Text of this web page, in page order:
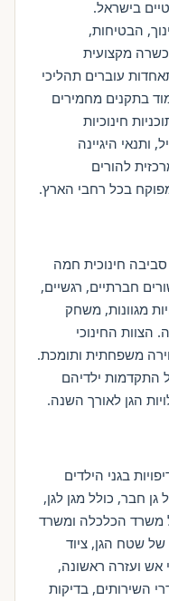
בישראל.
הבטיחות,
מקצועית
עוברים תהליכי
בתקנים מחמירים
חינוכיות
ותנאי היגיינה
להורים
בכל רחבי הארץ.
סביבה חינוכית חמה
חברתיים, רגשיים,
מגוונות, משחק
הצוות החינוכי
משפחתית ותומכת.
התקדמות ילדיהם
הגן לאורך השנה.
בגני הילדים
חבר, כולל מגן לגן,
משרד הכלכלה ומשרד
של שטח הגן, ציוד
אש ועזרה ראשונה,
השירותים, בדיקות